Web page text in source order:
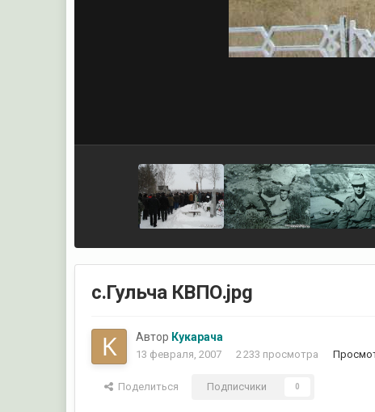
с.Гульча КВПО.jpg
Автор Кукарача
13 февраля, 2007 2 233 просмотра
Поделиться Подписчики 0